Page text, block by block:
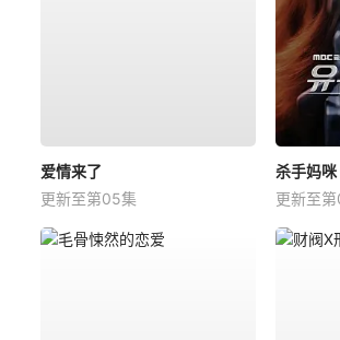
爱情来了
更新至第05集
杀手妈咪
更新至